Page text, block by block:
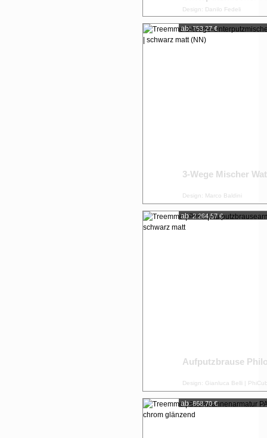
Design: Danilo Fedeli
ab: 753,27 €
3-Wege Mischer
Design: Marco Baldini
ab: 2.264,57 €
Aufputzbrause
Design: Gianluca Belli |
ab: 868,70 €